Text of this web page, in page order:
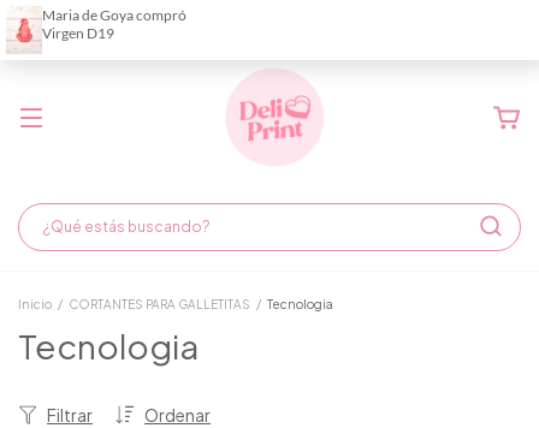
Demora de fabricación hasta 6 días hábiles
Inicio / CORTANTES PARA GALLETITAS / Tecnologia
Tecnologia
Ordenar
Filtrar